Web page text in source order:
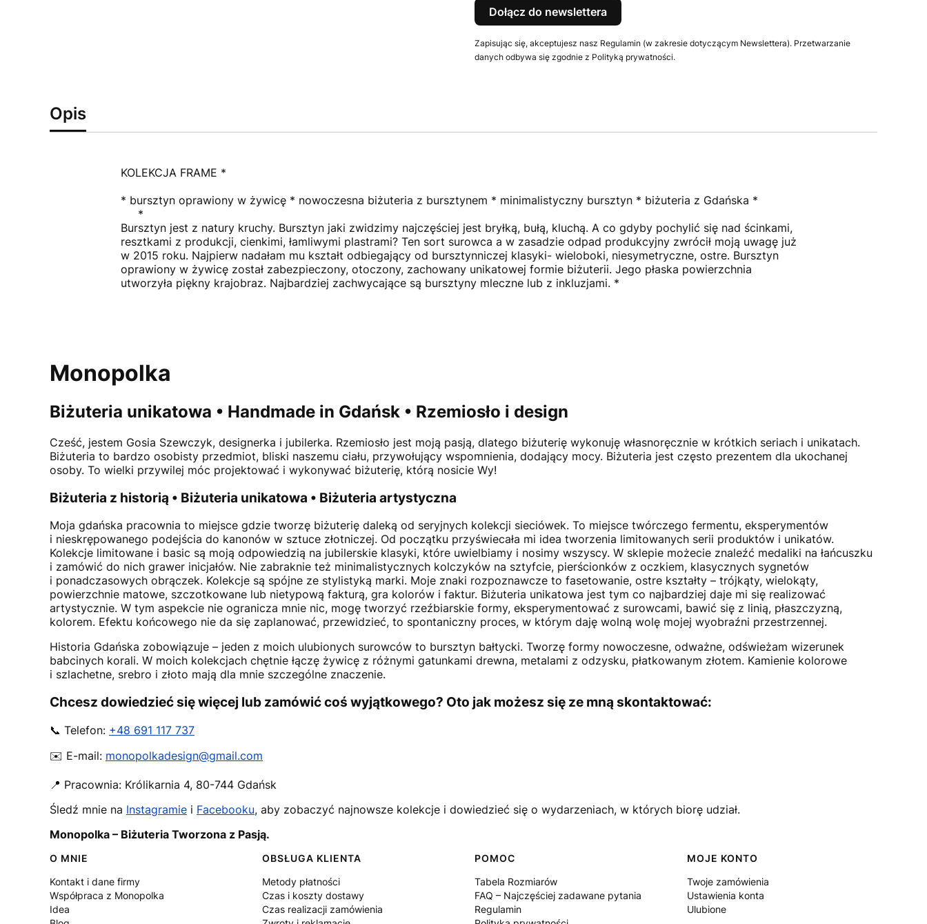
Dołącz do newslettera
Zapisując się, akceptujesz nasz Regulamin (w zakresie dotyczącym Newslettera). Przetwarzanie
danych odbywa się zgodnie z Polityką prywatności.
Opis
KOLEKCJA FRAME *
* bursztyn oprawiony w żywicę * nowoczesna biżuteria z bursztynem * minimalistyczny bursztyn * biżuteria z Gdańska *
*
Bursztyn jest z natury kruchy. Bursztyn jaki zwidzimy najczęściej jest bryłką, bułą, kluchą. A co gdyby pochylić się nad ścinkami,
resztkami z produkcji, cienkimi, łamliwymi plastrami? Ten sort surowca a w zasadzie odpad produkcyjny zwrócił moją uwagę już
w 2015 roku. Najpierw nadałam mu kształt odbiegający od bursztynniczej klasyki- wieloboki, niesymetryczne, ostre. Bursztyn
oprawiony w żywicę został zabezpieczony, otoczony, zachowany unikatowej formie biżuterii. Jego płaska powierzchnia
utworzyła piękny krajobraz. Najbardziej zachwycające są bursztyny mleczne lub z inkluzjami. *
Monopolka
Biżuteria unikatowa • Handmade in Gdańsk • Rzemiosło i design
Cześć, jestem Gosia Szewczyk, designerka i jubilerka. Rzemiosło jest moją pasją, dlatego biżuterię wykonuję własnoręcznie w krótkich seriach i unikatach.
Biżuteria to bardzo osobisty przedmiot, bliski naszemu ciału, przywołujący wspomnienia, dodający mocy. Biżuteria jest często prezentem dla ukochanej
osoby. To wielki przywilej móc projektować i wykonywać biżuterię, którą nosicie Wy!
Biżuteria z historią • Biżuteria unikatowa • Biżuteria artystyczna
Moja gdańska pracownia to miejsce gdzie tworzę biżuterię daleką od seryjnych kolekcji sieciówek. To miejsce twórczego fermentu, eksperymentów
i nieskrępowanego podejścia do kanonów w sztuce złotniczej. Od początku przyświecała mi idea tworzenia limitowanych serii produktów i unikatów.
Kolekcje limitowane i basic są moją odpowiedzią na jubilerskie klasyki, które uwielbiamy i nosimy wszyscy. W sklepie możecie znaleźć medaliki na łańcuszku
i zamówić do nich grawer inicjałów. Nie zabraknie też minimalistycznych kolczyków na sztyfcie, pierścionków z oczkiem, klasycznych sygnetów
i ponadczasowych obrączek. Kolekcje są spójne ze stylistyką marki. Moje znaki rozpoznawcze to fasetowanie, ostre kształty – trójkąty, wielokąty,
powierzchnie matowe, szczotkowane lub nietypową fakturą, gra kolorów i faktur. Biżuteria unikatowa jest tym co najbardziej daje mi się realizować
artystycznie. W tym aspekcie nie ogranicza mnie nic, mogę tworzyć rzeźbiarskie formy, eksperymentować z surowcami, bawić się z linią, płaszczyzną,
kolorem. Efektu końcowego nie da się zaplanować, przewidzieć, to spontaniczny proces, w którym daję wolną wolę mojej wyobraźni przestrzennej.
Historia Gdańska zobowiązuje – jeden z moich ulubionych surowców to bursztyn bałtycki. Tworzę formy nowoczesne, odważne, odświeżam wizerunek
babcinych korali. W moich kolekcjach chętnie łączę żywicę z różnymi gatunkami drewna, metalami z odzysku, płatkowanym złotem. Kamienie kolorowe
i szlachetne, srebro i złoto mają dla mnie szczególne znaczenie.
Chcesz dowiedzieć się więcej lub zamówić coś wyjątkowego? Oto jak możesz się ze mną skontaktować:
📞 Telefon: +48 691 117 737
✉️ E-mail: monopolkadesign@gmail.com
📍 Pracownia: Królikarnia 4, 80-744 Gdańsk
Śledź mnie na Instagramie i Facebooku, aby zobaczyć najnowsze kolekcje i dowiedzieć się o wydarzeniach, w których biorę udział.
Monopolka – Biżuteria Tworzona z Pasją.
Linki w stopce
O MNIE
Kontakt i dane firmy
Współpraca z Monopolka
Idea
OBSŁUGA KLIENTA
Metody płatności
Czas i koszty dostawy
Czas realizacji zamówienia
POMOC
Tabela Rozmiarów
FAQ – Najczęściej zadawane pytania
Regulamin
MOJE KONTO
Twoje zamówienia
Ustawienia konta
Ulubione